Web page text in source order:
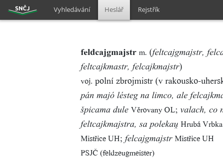
Vyhledávání Heslář Rejstřík
feldcajgmajstr m. (feltcajgmajstr,
feltcajkmastr, felcajkmajstr)
voj. polní zbrojmistr (v rakousko-
pán majó lésteg na limco, ale
špicama dule Věrovany OL; valach, co
feltcajkmajstra, sa polekau̯ Hrubá
Mistřice UH; felcajgmajstr Mistřice UH
PSJČ (feldzeugmeister)